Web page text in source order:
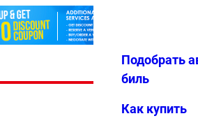
Избранн
Меню
Подобрать
биль
Как купить